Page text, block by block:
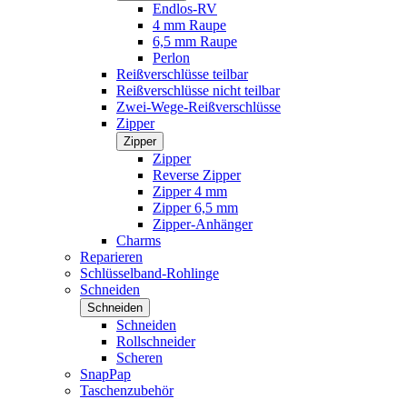
Endlos-RV
4 mm Raupe
6,5 mm Raupe
Perlon
Reißverschlüsse teilbar
Reißverschlüsse nicht teilbar
Zwei-Wege-Reißverschlüsse
Zipper
Zipper
Zipper
Reverse Zipper
Zipper 4 mm
Zipper 6,5 mm
Zipper-Anhänger
Charms
Reparieren
Schlüsselband-Rohlinge
Schneiden
Schneiden
Schneiden
Rollschneider
Scheren
SnapPap
Taschenzubehör